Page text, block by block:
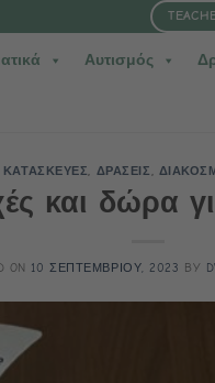
Αυτισμός
ΚΑΤΑΣΚΕΥΕΣ, ΔΡΑΣΕΙΣ,
και δώρα
ON 10 ΣΕΠΤΕΜΒΡΙΟΥ, 2023 BY